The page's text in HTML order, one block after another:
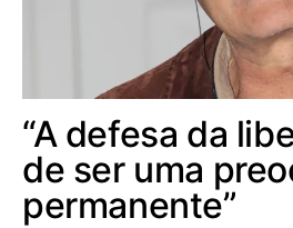
“A defesa da
de ser uma
permanente”